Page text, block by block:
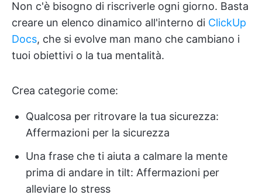
Non c'è bisogno di riscriverle ogni giorno. Basta
creare un elenco dinamico all'interno di ClickUp
Docs, che si evolve man mano che cambiano i
tuoi obiettivi o la tua mentalità.
Crea categorie come:
Qualcosa per ritrovare la tua sicurezza:
Affermazioni per la sicurezza
Una frase che ti aiuta a calmare la mente
prima di andare in tilt: Affermazioni per
alleviare lo stress